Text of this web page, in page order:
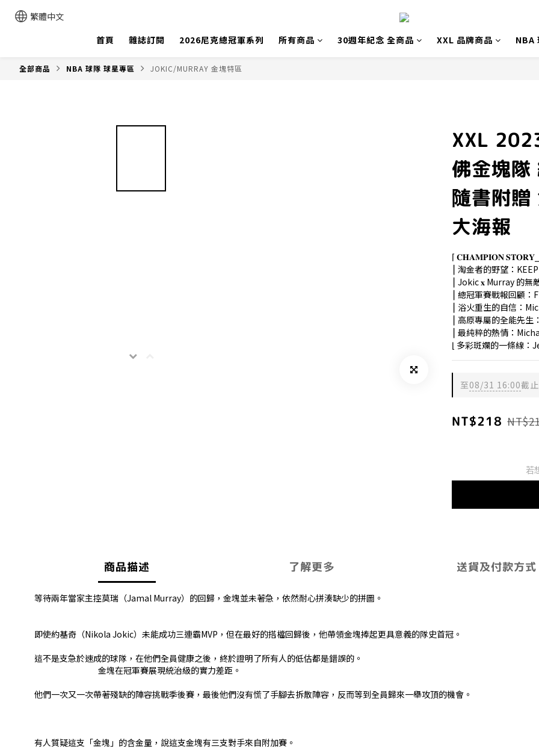
繁體中文
首頁
雜誌訂閱 2026尼克總冠軍系列 所有商品 30週年紀念 全商品 XXL 品牌商品 NBA
全部商品 NBA 球隊 球星專區 JOKIC/MURRAY 金塊特區
XXL
佛金塊隊
隨書附贈
大海報
⌈ 𝐂𝐇𝐀𝐌𝐏𝐈𝐎𝐍
⎮ 淘金者的野望：
⎮ Jokic 𝐱 Murray 的無
⎮ 總冠軍賽戰報回顧
⎮ 浴火重生的自信：
⎮ 高原專屬的全能先
⎮ 最純粹的熱情：
⌊ 多彩斑斕的一條線：
至08/31 16:00截止
NT$218
若
商品描述 了解更多 送貨及付款方式
等待兩年當家主控莫瑞（Jamal Murray）的回歸，金塊並未著急，依然耐心拼湊缺少的拼圖。
即使約基奇（Nikola Jokic）未能成功三連霸MVP，但在最好的搭檔回歸後，他帶領金塊捧起更具意義的隊史首冠。
這不是支急於速成的球隊，在他們全員健康之後，終於證明了所有人的低估都是錯誤的。
⠀⠀⠀⠀⠀ ⠀⠀⠀⠀⠀ 金塊在冠軍賽展現統治級的實力差距。
他們一次又一次帶著殘缺的陣容挑戰季後賽，最後他們沒有慌了手腳去拆散陣容，反而等到全員歸來一舉攻頂的機會。
有人質疑這支「金塊」的含金量，說這支金塊有三支對手來自附加賽。